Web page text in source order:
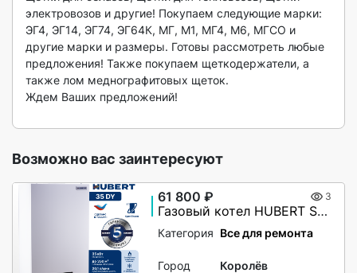
электровозов и другие! Покупаем следующие марки:
ЭГ4, ЭГ14, ЭГ74, ЭГ64К, МГ, М1, МГ4, М6, МГСО и
другие марки и размеры. Готовы рассмотреть любые
предложения! Также покупаем щеткодержатели, а
также лом меднографитовых щеток.
Ждем Ваших предложений!
Возможно вас заинтересуют
61 800 ₽ 3
Газовый котел HUBERT Smart AGB 35DY настенный двухконтурный
Категория Все для ремонта
Город Королёв